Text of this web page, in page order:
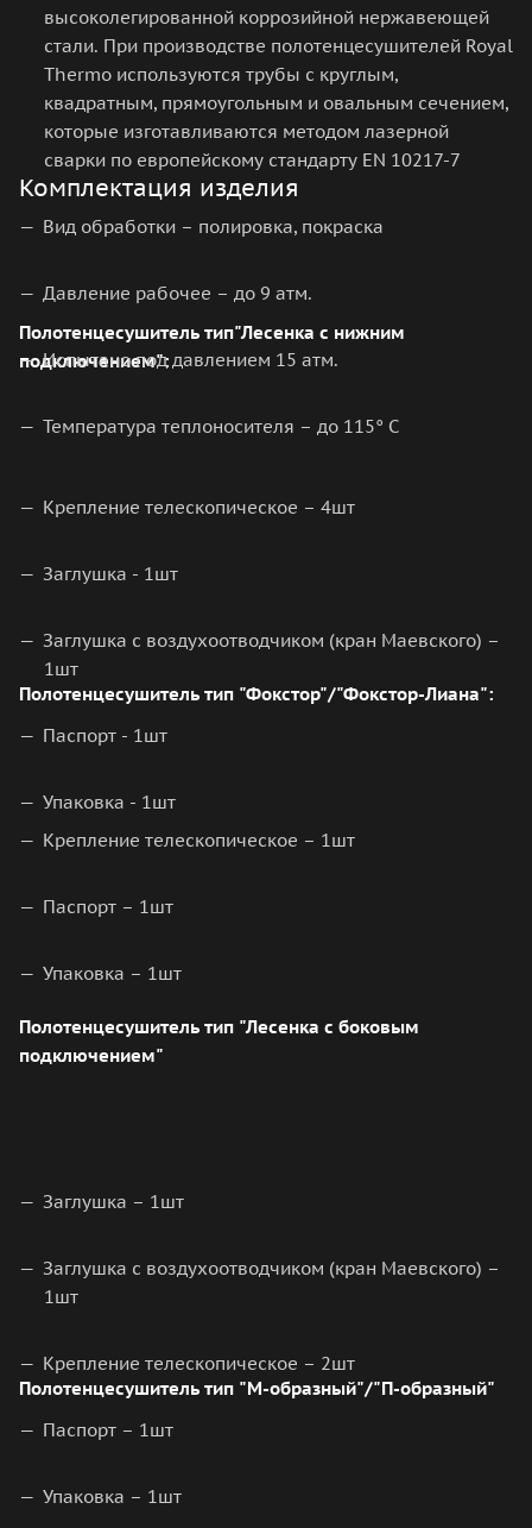
высоколегированной коррозийной нержавеющей
стали. При производстве полотенцесушителей Royal
Thermo используются трубы с круглым,
квадратным, прямоугольным и овальным сечением,
которые изготавливаются методом лазерной
сварки по европейскому стандарту EN 10217-7
Вид обработки – полировка, покраска
Давление рабочее – до 9 атм.
Испытано под давлением 15 атм.
Температура теплоносителя – до 115° С
Комплектация изделия
Полотенцесушитель тип"Лесенка с нижним
подключением":
Крепление телескопическое – 4шт
Заглушка - 1шт
Заглушка с воздухоотводчиком (кран Маевского) –
1шт
Паспорт - 1шт
Упаковка - 1шт
Полотенцесушитель тип "Фокстор"/"Фокстор-Лиана":
Крепление телескопическое – 1шт
Паспорт – 1шт
Упаковка – 1шт
Полотенцесушитель тип "Лесенка с боковым
подключением"
Заглушка – 1шт
Заглушка с воздухоотводчиком (кран Маевского) –
1шт
Крепление телескопическое – 2шт
Паспорт – 1шт
Упаковка – 1шт
Полотенцесушитель тип "М-образный"/"П-образный"